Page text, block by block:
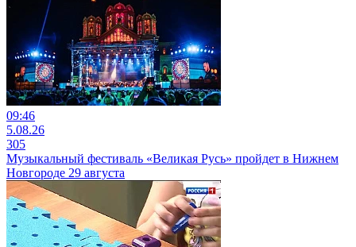
09:46
5.08.26
305
Музыкальный фестиваль «Великая Русь» пройдет в Нижнем
Новгороде 29 августа